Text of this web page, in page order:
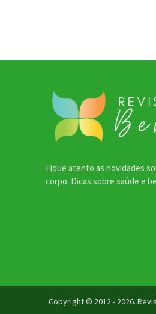
Fique atento as novidades
corpo. Dicas sobre saúde e
Copyright © 2012 - 2026.